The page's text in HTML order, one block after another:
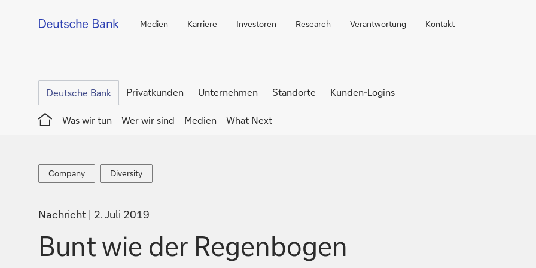
Medien Karriere Investoren Research Verantwortung Kontakt
Deutsche Bank Privatkunden Unternehmen Standorte
Kunden-Logins
Home
Was wir tun
Wer wir sind Medien What Next
Company
Company
Diversity
Diversity
Nachricht 2. Juli 2019
Bunt wie der Regenbogen